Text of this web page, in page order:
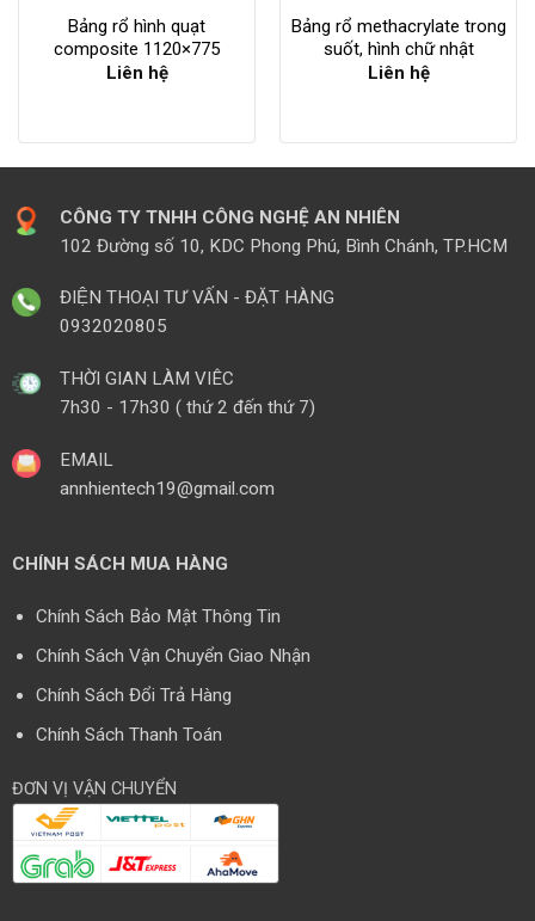
Bảng rổ hình quạt
composite 1120×775
Liên hệ
Bảng rổ methacrylate trong
suốt, hình chữ nhật
Liên hệ
CÔNG TY TNHH CÔNG NGHỆ AN NHIÊN
102 Đường số 10, KDC Phong Phú, Bình Chánh, TP.HCM
ĐIỆN THOẠI TƯ VẤN - ĐẶT HÀNG
0932020805
THỜI GIAN LÀM VIÊC
7h30 - 17h30 ( thứ 2 đến thứ 7)
EMAIL
annhientech19@gmail.com
CHÍNH SÁCH MUA HÀNG
Chính Sách Bảo Mật Thông Tin
Chính Sách Vận Chuyển Giao Nhận
Chính Sách Đổi Trả Hàng
Chính Sách Thanh Toán
ĐƠN VỊ VẬN CHUYỂN